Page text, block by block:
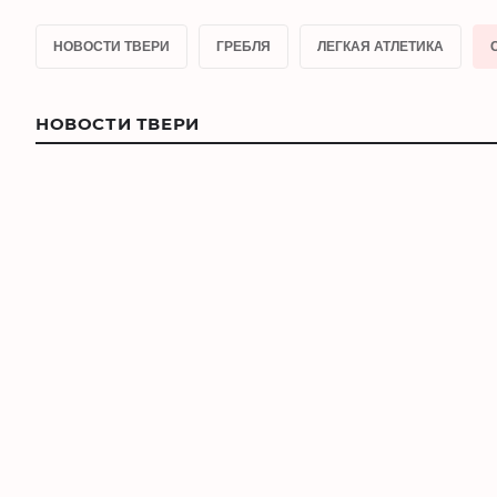
НОВОСТИ ТВЕРИ ГРЕБЛЯ ЛЕГКАЯ АТЛЕТИКА
НОВОСТИ ТВЕРИ